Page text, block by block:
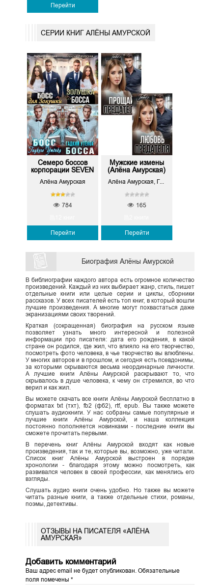
Перейти
СЕРИИ КНИГ АЛЁНЫ АМУРСКОЙ
Семеро боссов
корпорации SEVEN
Алёна Амурская
Перейти
784
Мужские измены
(Алёна Амурская)
Алёна Амурская, Гайдэ
Перейти
165
Биография Алёны Амурской
В библиографии каждого автора есть огромное количество
произведений. Каждый из них выбирает жанр, стиль, пишет
отдельные книги или целые серии и циклы, сборники
рассказов. У всех писателей есть топ книг, в который вошли
лучшие произведения. А многие могут похвастаться даже
экранизациями своих творений.
Краткая (сокращенная) биография на русском языке
позволяет узнать много интересной и полезной
информации про писателя: дата его рождения, в какой
стране он родился, где жил, что влияло на его творчество,
посмотреть фото человека, в чье творчество вы влюблены.
У многих авторов и в прошлом, и сегодня есть псевдонимы,
за которыми скрываются весьма неординарные личности.
А лучшие книги Алёны Амурской раскрывают то, что
скрывалось в душе человека, к чему он стремился, во что
верил и как жил.
Вы можете скачать все книги Алёны Амурской бесплатно в
форматах txt (тхт), fb2 (фб2), rtf, epub. Вы также можете
слушать аудиокниги. У нас собраны самые популярные и
лучшие книги Алёны Амурской, и наша коллекция
постоянно пополняется новинками - последние книги вы
сможете прочитать первыми.
В перечень книг Алёны Амурской входят как новые
произведения, так и те, которые вы, возможно, уже читали.
Список книг Алёны Амурской выстроен в порядке
хронологии - благодаря этому можно посмотреть, как
развивался человек в своей профессии, как менялись его
взгляды.
Слушать аудио книги очень удобно. Но также вы можете
читать разные книги, а также отдельные стихи, романы,
поэмы, детективы.
ОТЗЫВЫ НА ПИСАТЕЛЯ «АЛЁНА
АМУРСКАЯ»
Добавить комментарий
Ваш адрес email не будет опубликован.Обязательные
поля помечены *